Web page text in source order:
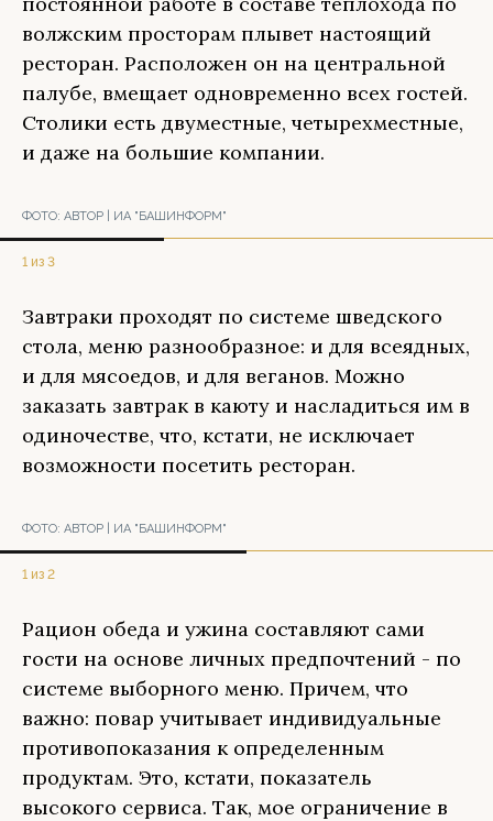
волжским просторам плывет настоящий
ресторан. Расположен он на центральной
палубе, вмещает одновременно всех гостей.
Столики есть двуместные, четырехместные,
и даже на большие компании.
ФОТО: АВТОР | ИА "БАШИНФОРМ"
1 из 3
Завтраки проходят по системе шведского
стола, меню разнообразное: и для всеядных,
и для мясоедов, и для веганов. Можно
заказать завтрак в каюту и насладиться им в
одиночестве, что, кстати, не исключает
возможности посетить ресторан.
ФОТО: АВТОР | ИА "БАШИНФОРМ"
1 из 2
Рацион обеда и ужина составляют сами
гости на основе личных предпочтений - по
системе выборного меню. Причем, что
важно: повар учитывает индивидуальные
противопоказания к определенным
продуктам. Это, кстати, показатель
высокого сервиса. Так, мое ограничение в